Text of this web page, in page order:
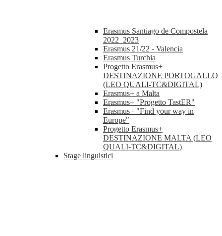
Erasmus Santiago de Compostela
2022_2023
Erasmus 21/22 - Valencia
Erasmus Turchia
Progetto Erasmus+
DESTINAZIONE PORTOGALLO
(LEO QUALI-TC&DIGITAL)
Erasmus+ a Malta
Erasmus+ "Progetto TastER"
Erasmus+ "Find your way in
Europe"
Progetto Erasmus+
DESTINAZIONE MALTA (LEO
QUALI-TC&DIGITAL)
Stage linguistici